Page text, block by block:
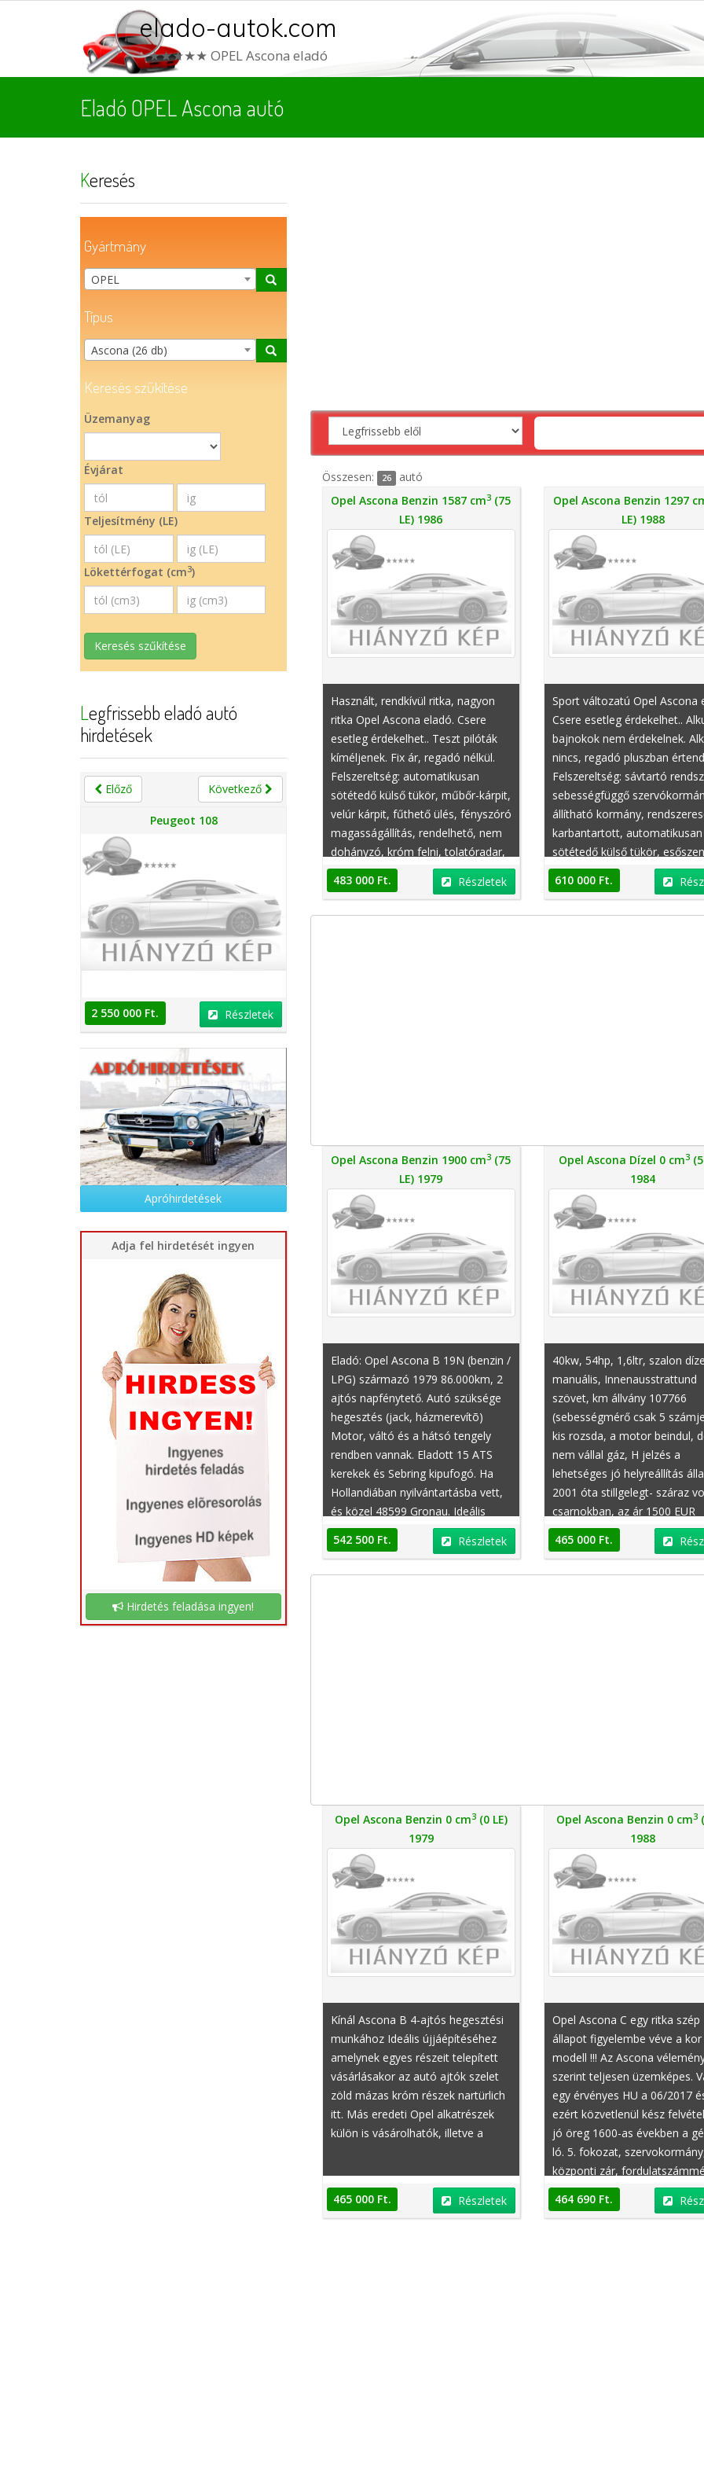
elado-autok.com
★★★★★ OPEL Ascona eladó
Eladó OPEL Ascona autó
Keresés
Gyártmány
OPEL
Típus
Ascona (26 db)
Keresés szűkítése
Üzemanyag
Évjárat
Teljesítmény (LE)
Lökettérfogat (cm3)
Keresés szűkítése
Legfrissebb eladó autó
hirdetések
Előző Következő
Peugeot 108
2 550 000 Ft. Részletek
Peugeot 108 Dacia Lodgy
Apróhirdetések
Adja fel hirdetését ingyen
Hirdetés feladása ingyen!
Összesen: 26
autó
Opel Ascona Benzin 1587 cm3 (75
LE) 1986
Használt, rendkívül ritka, nagyon
ritka Opel Ascona eladó. Csere
esetleg érdekelhet.. Teszt pilóták
kíméljenek. Fix ár, regadó nélkül.
Felszereltség: automatikusan
sötétedő külső tükör, műbőr-kárpit,
velúr kárpit, fűthető ülés, fényszóró
magasságállítás, rendelhető, nem
dohányzó, króm felni, tolatóradar,
esőszenzor
483 000 Ft. Részletek
Opel Ascona Benzin 1297
LE) 1988
Sport változatú Opel Ascona
Csere esetleg érdekelhet..
bajnokok nem érdekelnek.
nincs, regadó pluszban
Felszereltség: sávtartó
sebességfüggő
állítható kormány,
karbantartott, automatikusan
sötétedő külső tükör,
bukócső, szervizkönyv
610 000 Ft.
Opel Ascona Benzin 1900 cm3 (75
LE) 1979
Eladó: Opel Ascona B 19N (benzin /
LPG) származó 1979 86.000km, 2
ajtós napfénytető. Autó szüksége
hegesztés (jack, házmerevítõ)
Motor, váltó és a hátsó tengely
rendben vannak. Eladott 15 ATS
kerekek és Sebring kipufogó. Ha
Hollandiában nyilvántartásba vett,
és közel 48599 Gronau. Ideális
helyreállítás, Motorsport vagy
alkatrészek. További információért
542 500 Ft. Részletek
Opel Ascona Dízel 0 cm3
1984
40kw, 54hp, 1,6ltr, szalon
manuális, Innenausstrattund
szövet, km állvány 107766
(sebességmérő csak 5
kis rozsda, a motor beindul,
nem vállal gáz, H jelzés a
lehetséges jó helyreállítás
2001 óta stillgelegt- száraz
csarnokban, az ár 1500 EUR
465 000 Ft.
Opel Ascona Benzin 0 cm3(0 LE)
1979
Kínál Ascona B 4-ajtós hegesztési
munkához Ideális újjáépítéséhez
amelynek egyes részeit telepített
vásárlásakor az autó ajtók szelet
zöld mázas króm részek nartürlich
itt. Más eredeti Opel alkatrészek
külön is vásárolhatók, illetve a
465 000 Ft. Részletek
Opel Ascona Benzin 0 cm3
1988
Opel Ascona C egy ritka szép
állapot figyelembe véve a kor
modell !!! Az Ascona
szerint teljesen üzemképes.
egy érvényes HU a 06/2017
ezért közvetlenül kész
jó öreg 1600-as években a
ló. 5. fokozat,
központi zár,
eredeti Opel rádiós magnó
és alumínium keréktárcsák
464 690 Ft.